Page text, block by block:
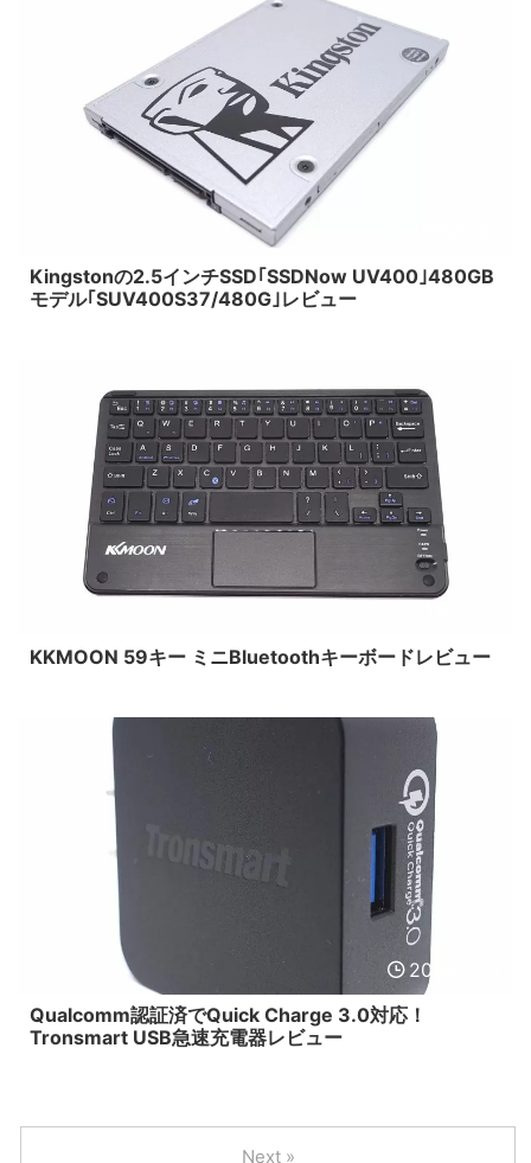
Kingstonの2.5インチSSD｢SSDNow UV400｣480GB
モデル｢SUV400S37/480G｣レビュー
KKMOON 59キー ミニBluetoothキーボードレビュー
2016/7/24
Qualcomm認証済でQuick Charge 3.0対応！
Tronsmart USB急速充電器レビュー
Next »